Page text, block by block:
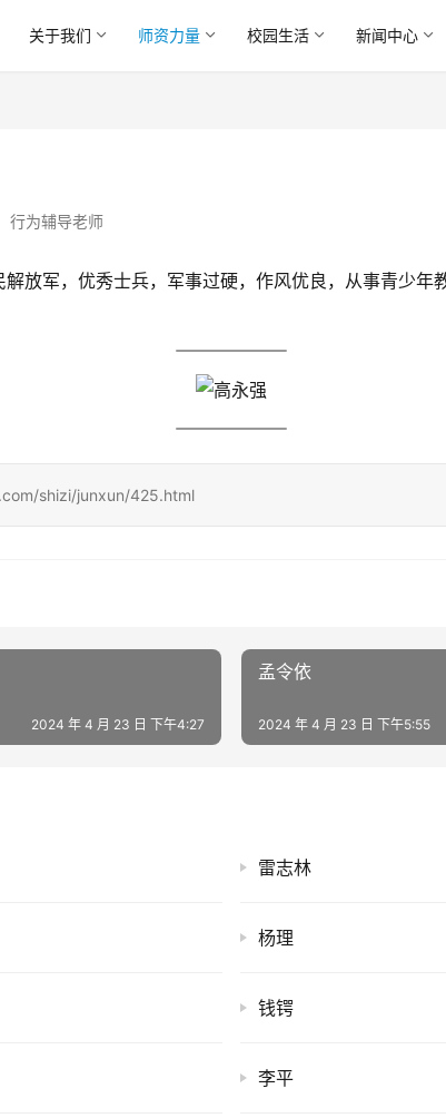
关于我们 师资力量 校园生活 新闻中心
行为辅导老师
放军，优秀士兵，军事过硬，作风优良，从事青少年
shizi/junxun/425.html
2024 年 4 月 23 日 下午4:27
孟令依
2024 年 4 月 23 日 下午5:55
雷志林
杨理
钱锷
李平